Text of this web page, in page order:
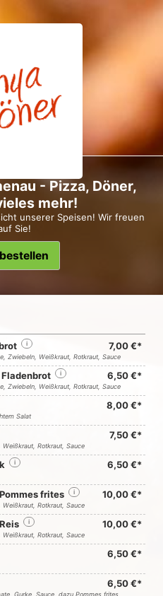
- Pizza, Döner,
mehr!
unserer Speisen! Wir freuen
Sie!
i 7,00 €*
Zwiebeln, Weißkraut, Rotkraut, Sauce
i 6,50 €*
Zwiebeln, Weißkraut, Rotkraut, Sauce
8,00 €*
Salat
7,50 €*
Rotkraut, Sauce
i 6,50 €*
frites i 10,00 €*
Rotkraut, Sauce
i 10,00 €*
Rotkraut, Sauce
6,50 €*
6,50 €*
Gurke, Sauce, dazu Pommes frites